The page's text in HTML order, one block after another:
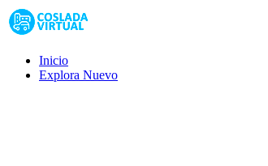
Inicio
Explora Nuevo